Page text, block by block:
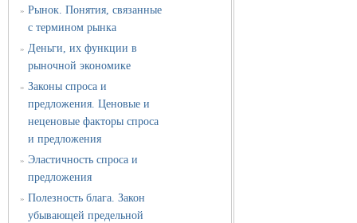
» Рынок. Понятия, связанные
с термином рынка
» Деньги, их функции в
рыночной экономике
» Законы спроса и
предложения. Ценовые и
неценовые факторы спроса
и предложения
» Эластичность спроса и
предложения
» Полезность блага. Закон
убывающей предельной